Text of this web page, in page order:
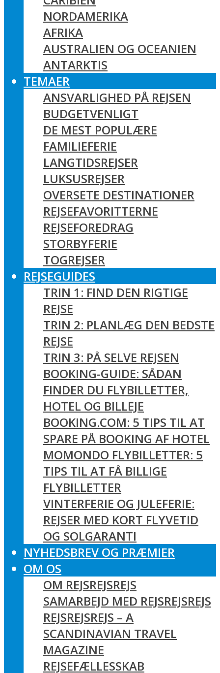
NORDAMERIKA
AFRIKA
AUSTRALIEN OG OCEANIEN
ANTARKTIS
TEMAER
ANSVARLIGHED PÅ REJSEN
BUDGETVENLIGT
DE MEST POPULÆRE
FAMILIEFERIE
LANGTIDSREJSER
LUKSUSREJSER
OVERSETE DESTINATIONER
REJSEFAVORITTERNE
REJSEFOREDRAG
STORBYFERIE
TOGREJSER
REJSEGUIDES
TRIN 1: FIND DEN RIGTIGE
REJSE
TRIN 2: PLANLÆG DEN BEDSTE
REJSE
TRIN 3: PÅ SELVE REJSEN
BOOKING-GUIDE: SÅDAN
FINDER DU FLYBILLETTER,
HOTEL OG BILLEJE
BOOKING.COM: 5 TIPS TIL AT
SPARE PÅ BOOKING AF HOTEL
MOMONDO FLYBILLETTER: 5
TIPS TIL AT FÅ BILLIGE
FLYBILLETTER
VINTERFERIE OG JULEFERIE:
REJSER MED KORT FLYVETID
OG SOLGARANTI
NYHEDSBREV OG PRÆMIER
OM OS
OM REJSREJSREJS
SAMARBEJD MED REJSREJSREJS
REJSREJSREJS – A
SCANDINAVIAN TRAVEL
MAGAZINE
REJSEFÆLLESSKAB